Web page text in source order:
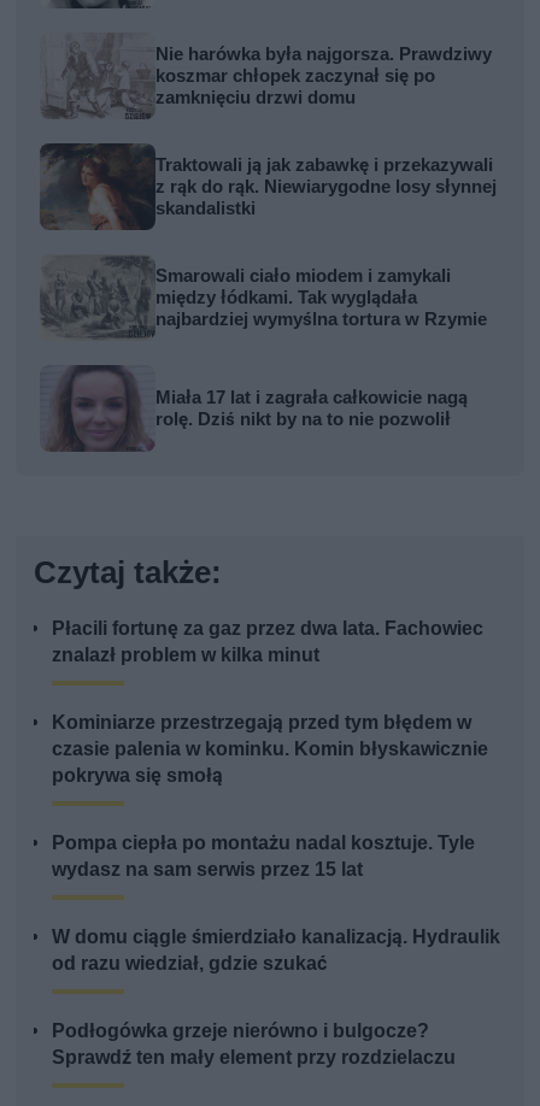
Nie harówka była najgorsza. Prawdziwy
koszmar chłopek zaczynał się po
zamknięciu drzwi domu
Traktowali ją jak zabawkę i przekazywali
z rąk do rąk. Niewiarygodne losy słynnej
skandalistki
Smarowali ciało miodem i zamykali
między łódkami. Tak wyglądała
najbardziej wymyślna tortura w Rzymie
Miała 17 lat i zagrała całkowicie nagą
rolę. Dziś nikt by na to nie pozwolił
Czytaj także:
Płacili fortunę za gaz przez dwa lata. Fachowiec
znalazł problem w kilka minut
Kominiarze przestrzegają przed tym błędem w
czasie palenia w kominku. Komin błyskawicznie
pokrywa się smołą
Pompa ciepła po montażu nadal kosztuje. Tyle
wydasz na sam serwis przez 15 lat
W domu ciągle śmierdziało kanalizacją. Hydraulik
od razu wiedział, gdzie szukać
Podłogówka grzeje nierówno i bulgocze?
Sprawdź ten mały element przy rozdzielaczu